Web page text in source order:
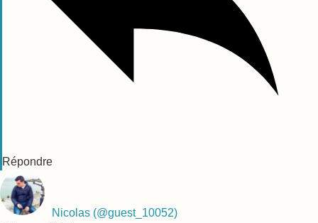
Répondre
Nicolas (@guest_10052)